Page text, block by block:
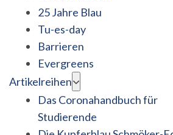
25 Jahre Blau
Tu-es-day
Barrieren
Evergreens
Artikelreihen
Das Coronahandbuch für
Studierende